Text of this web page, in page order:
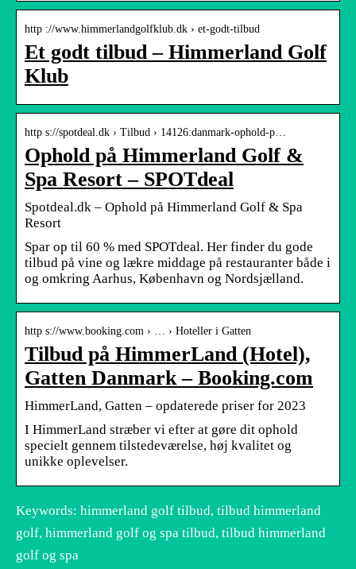
http ://www.himmerlandgolfklub.dk › et-godt-tilbud
Et godt tilbud – Himmerland Golf
Klub
http s://spotdeal.dk › Tilbud › 14126:danmark-ophold-p…
Ophold på Himmerland Golf &
Spa Resort – SPOTdeal
Spotdeal.dk – Ophold på Himmerland Golf & Spa
Resort
Spar op til 60 % med SPOTdeal. Her finder du gode
tilbud på vine og lækre middage på restauranter både i
og omkring Aarhus, København og Nordsjælland.
http s://www.booking.com › … › Hoteller i Gatten
Tilbud på HimmerLand (Hotel),
Gatten Danmark – Booking.com
HimmerLand, Gatten – opdaterede priser for 2023
I HimmerLand stræber vi efter at gøre dit ophold
specielt gennem tilstedeværelse, høj kvalitet og
unikke oplevelser.
Keywords: himmerland golf tilbud, tilbud himmerland
golf, himmerland golf og spa tilbud, tilbud himmerland
golf og spa